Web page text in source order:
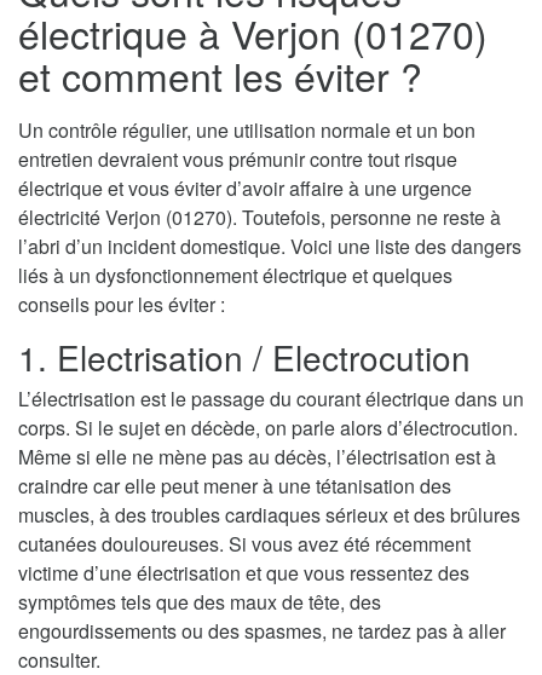
électrique à Verjon (01270)
et comment les éviter ?
Un contrôle régulier, une utilisation normale et un bon
entretien devraient vous prémunir contre tout risque
électrique et vous éviter d’avoir affaire à une urgence
électricité Verjon (01270). Toutefois, personne ne reste à
l’abri d’un incident domestique. Voici une liste des dangers
liés à un dysfonctionnement électrique et quelques
conseils pour les éviter :
1. Electrisation / Electrocution
L’électrisation est le passage du courant électrique dans un
corps. Si le sujet en décède, on parle alors d’électrocution.
Même si elle ne mène pas au décès, l’électrisation est à
craindre car elle peut mener à une tétanisation des
muscles, à des troubles cardiaques sérieux et des brûlures
cutanées douloureuses. Si vous avez été récemment
victime d’une électrisation et que vous ressentez des
symptômes tels que des maux de tête, des
engourdissements ou des spasmes, ne tardez pas à aller
consulter.